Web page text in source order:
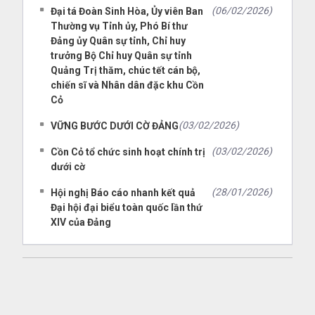
Đại tá Đoàn Sinh Hòa, Ủy viên Ban
Thường vụ Tỉnh ủy, Phó Bí thư
Đảng ủy Quân sự tỉnh, Chỉ huy
trưởng Bộ Chỉ huy Quân sự tỉnh
Quảng Trị thăm, chúc tết cán bộ,
chiến sĩ và Nhân dân đặc khu Cồn
Cỏ
(06/02/2026)
VỮNG BƯỚC DƯỚI CỜ ĐẢNG(03/02/2026)
Cồn Cỏ tổ chức sinh hoạt chính trị
dưới cờ
(03/02/2026)
Hội nghị Báo cáo nhanh kết quả
Đại hội đại biểu toàn quốc lần thứ
XIV của Đảng
(28/01/2026)